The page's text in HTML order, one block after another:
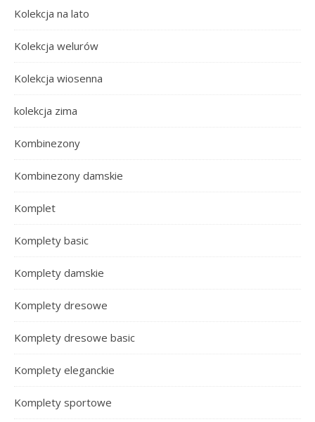
Kolekcja na lato
Kolekcja welurów
Kolekcja wiosenna
kolekcja zima
Kombinezony
Kombinezony damskie
Komplet
Komplety basic
Komplety damskie
Komplety dresowe
Komplety dresowe basic
Komplety eleganckie
Komplety sportowe